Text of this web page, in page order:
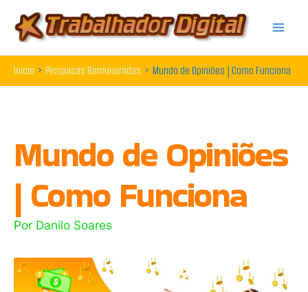
para
o
conteúdo
Início Pesquisas Remuneradas Mundo de Opiniões | Como Funciona
Mundo de Opiniões
| Como Funciona
Por Danilo Soares